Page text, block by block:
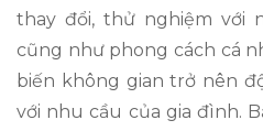
thay đổi, thử nghiệm với
cũng như phong cách cá
biến không gian trở nên
với nhu cầu của gia đình.